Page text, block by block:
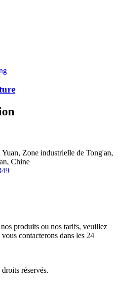
Zone industrielle de Tong'an,
Chine
produits ou nos tarifs, veuillez
contacterons dans les 24
réservés.